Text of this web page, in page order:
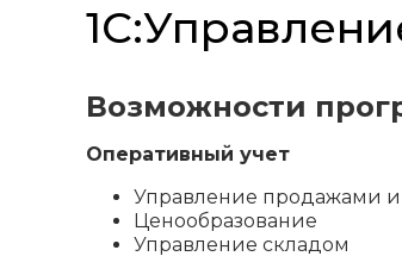
Возможности
Оперативный учет
Управление продажами и
Ценообразование
Управление складом